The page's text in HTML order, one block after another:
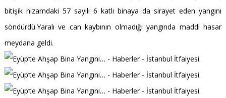
bitişik nizamdaki 57 sayılı 6 katlı binaya da sirayet eden yangını
söndürdü.Yaralı ve can kaybının olmadığı yangında maddi hasar
meydana geldi.